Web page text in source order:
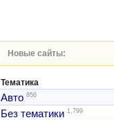
Новые сайты:
Тематика
Авто 856
Без тематики 1,799